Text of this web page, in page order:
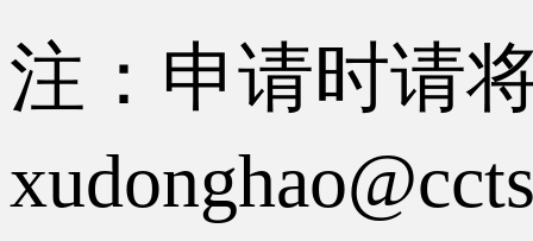
注：申请时请